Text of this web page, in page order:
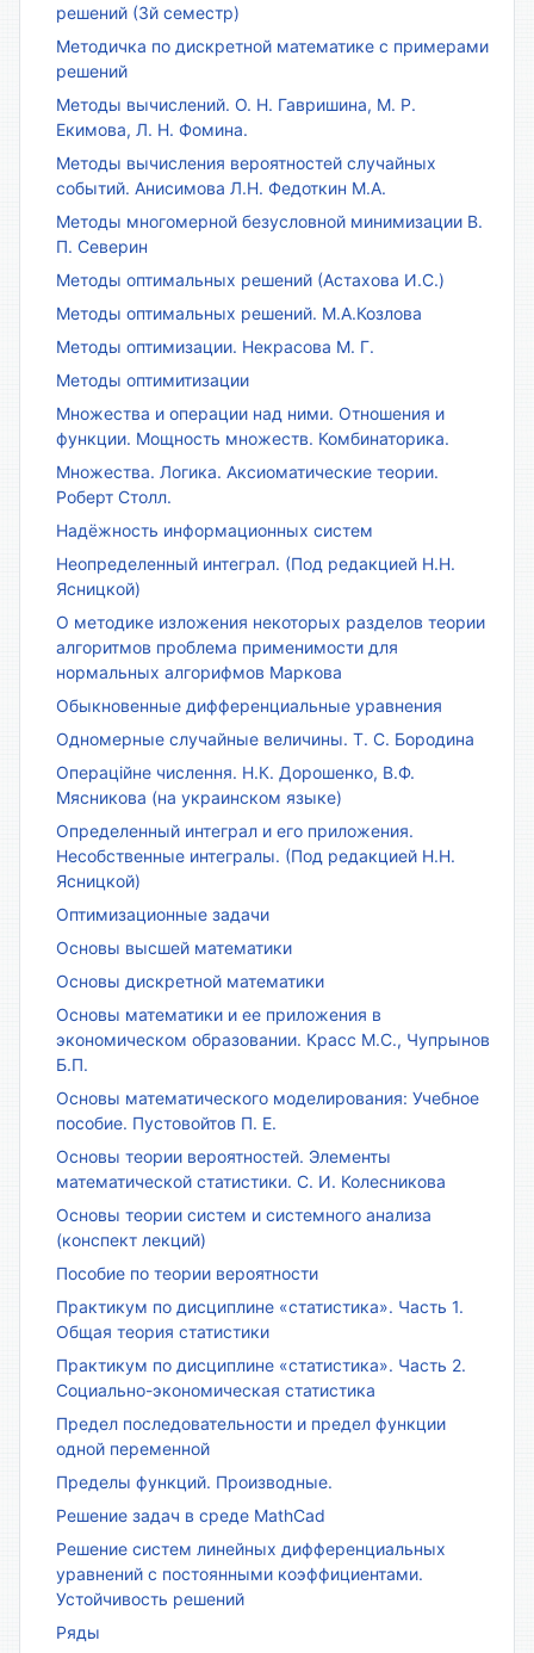
решений (3й семестр)
Методичка по дискретной математике с примерами
решений
Методы вычислений. О. Н. Гавришина, М. Р.
Екимова, Л. Н. Фомина.
Методы вычисления вероятностей случайных
событий. Анисимова Л.Н. Федоткин М.А.
Методы многомерной безусловной минимизации В.
П. Северин
Методы оптимальных решений (Астахова И.С.)
Методы оптимальных решений. М.А.Козлова
Методы оптимизации. Некрасова М. Г.
Методы оптимитизации
Множества и операции над ними. Отношения и
функции. Мощность множеств. Комбинаторика.
Множества. Логика. Аксиоматические теории.
Роберт Столл.
Надёжность информационных систем
Неопределенный интеграл. (Под редакцией Н.Н.
Ясницкой)
О методике изложения некоторых разделов теории
алгоритмов проблема применимости для
нормальных алгорифмов Маркова
Обыкновенные дифференциальные уравнения
Одномерные случайные величины. Т. С. Бородина
Операційне числення. Н.К. Дорошенко, В.Ф.
Мясникова (на украинском языке)
Определенный интеграл и его приложения.
Несобственные интегралы. (Под редакцией Н.Н.
Ясницкой)
Оптимизационные задачи
Основы высшей математики
Основы дискретной математики
Основы математики и ее приложения в
экономическом образовании. Красс М.С., Чупрынов
Б.П.
Основы математического моделирования: Учебное
пособие. Пустовойтов П. Е.
Основы теории вероятностей. Элементы
математической статистики. С. И. Колесникова
Основы теории систем и системного анализа
(конспект лекций)
Пособие по теории вероятности
Практикум по дисциплине «статистика». Часть 1.
Общая теория статистики
Практикум по дисциплине «статистика». Часть 2.
Социально-экономическая статистика
Предел последовательности и предел функции
одной переменной
Пределы функций. Производные.
Решение задач в среде MathCad
Решение систем линейных дифференциальных
уравнений с постоянными коэффициентами.
Устойчивость решений
Ряды